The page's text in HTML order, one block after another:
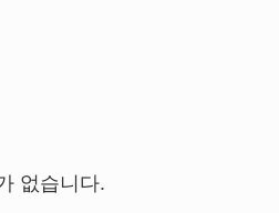
없습니다.